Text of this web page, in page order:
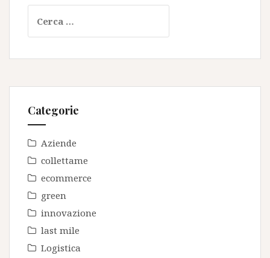
per:
Categorie
Aziende
collettame
ecommerce
green
innovazione
last mile
Logistica